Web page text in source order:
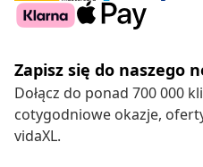
Zapisz się do naszego
Dołącz do ponad 700 000
cotygodniowe okazje,
vidaXL.